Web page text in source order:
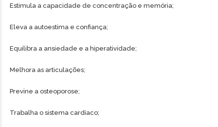
Estimula a capacidade de concentração e memória;
Eleva a autoestima e confiança;
Equilibra a ansiedade e a hiperatividade;
Melhora as articulações;
Previne a osteoporose;
Trabalha o sistema cardíaco;